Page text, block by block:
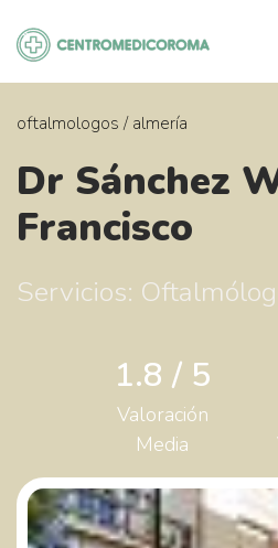
contenido
oftalmologos / almería
Dr Sánchez
Francisco
Servicios:
1.8 / 5
Valoración
Media